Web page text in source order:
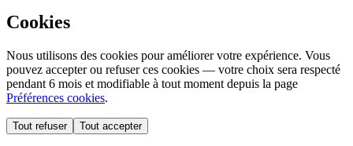
Cookies
Nous utilisons des cookies pour améliorer votre expérience. Vous
pouvez accepter ou refuser ces cookies — votre choix sera respecté
pendant 6 mois et modifiable à tout moment depuis la page
Préférences cookies.
Tout refuser Tout accepter